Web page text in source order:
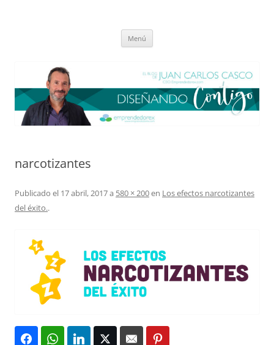
Menú
narcotizantes
Publicado el 17 abril, 2017a 580 × 200en Los efectos narcotizantes
del éxito..